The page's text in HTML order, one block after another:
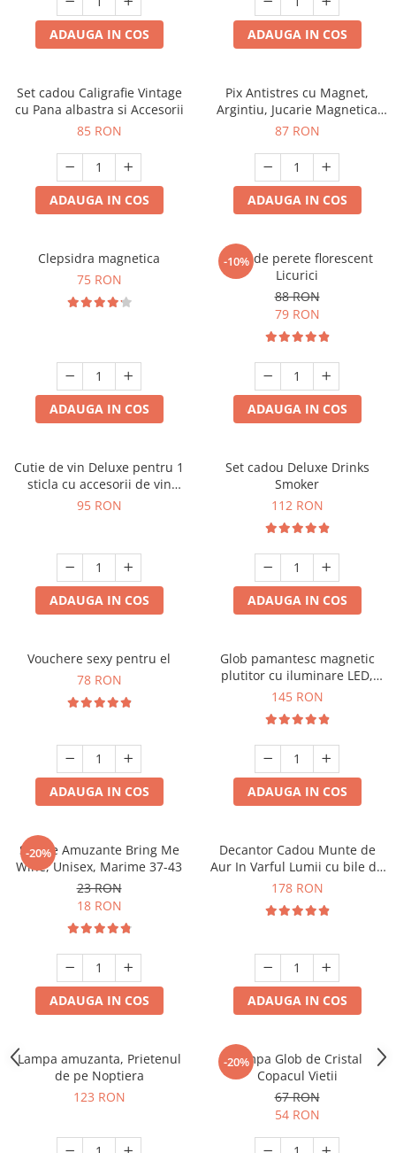
ADAUGA IN COS ADAUGA IN COS
Set cadou Caligrafie Vintage
cu Pana albastra si Accesorii
85 RON
ADAUGA IN COS
Pix Antistres cu Magnet,
Argintiu, Jucarie Magnetica
pentru Birou
87 RON
ADAUGA IN COS
Clepsidra magnetica
75 RON
ADAUGA IN COS
-10%
Ceas de perete florescent
Licurici
88 RON
79 RON
ADAUGA IN COS
Cutie de vin Deluxe pentru 1
sticla cu accesorii de vin
incluse interior oranj
95 RON
ADAUGA IN COS
Set cadou Deluxe Drinks
Smoker
112 RON
ADAUGA IN COS
Vouchere sexy pentru el
78 RON
ADAUGA IN COS
Glob pamantesc magnetic
plutitor cu iluminare LED,
Forma C
145 RON
ADAUGA IN COS
-20%
Sosete Amuzante Bring Me
Wine, Unisex, Marime 37-43
23 RON
18 RON
ADAUGA IN COS
Decantor Cadou Munte de
Aur In Varful Lumii cu bile de
curatare
178 RON
ADAUGA IN COS
Lampa amuzanta, Prietenul
de pe Noptiera
123 RON
-20%
Lampa Glob de Cristal
Copacul Vietii
67 RON
54 RON